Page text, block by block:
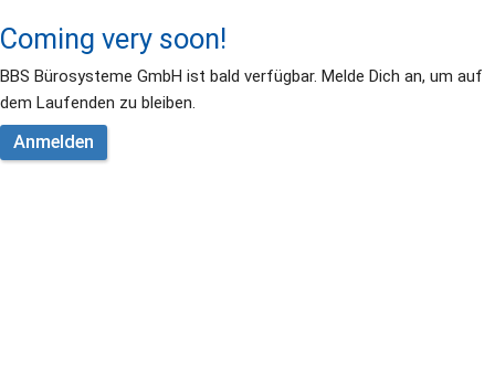
Coming very soon!
BBS Bürosysteme GmbH ist bald verfügbar. Melde Dich an, um auf
dem Laufenden zu bleiben.
Anmelden